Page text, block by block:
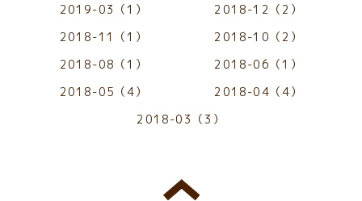
2019-03（1）
2018-12（2）
2018-11（1）
2018-10（2）
2018-08（1）
2018-06（1）
2018-05（4）
2018-04（4）
2018-03（3）